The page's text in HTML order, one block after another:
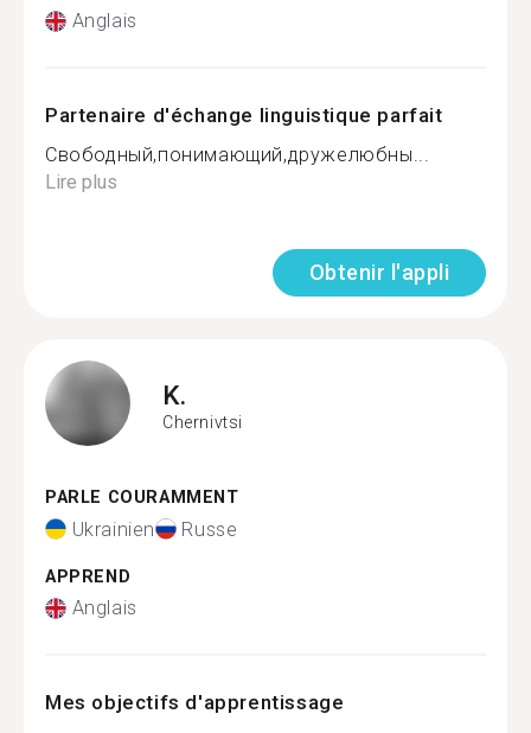
Anglais
Partenaire d'échange linguistique parfait
Свободный,понимающий,дружелюбны...
Lire plus
Obtenir l'appli
K.
Chernivtsi
PARLE COURAMMENT
Ukrainien Russe
APPREND
Anglais
Mes objectifs d'apprentissage